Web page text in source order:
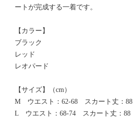
ートが完成する一着です。
【カラー】
ブラック
レッド
レオパード
【サイズ】（cm）
M ウエスト：62-68 スカート丈：88
L ウエスト：68-74 スカート丈：88